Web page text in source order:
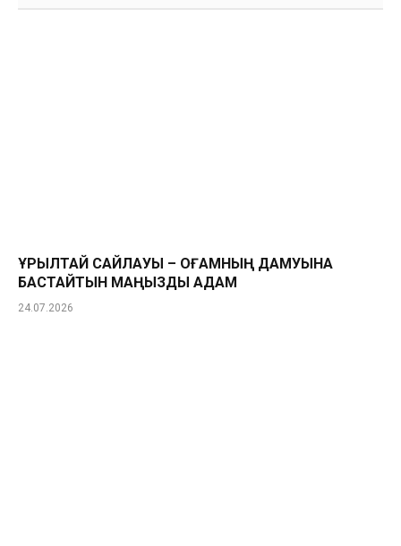
ҚҰРЫЛТАЙ САЙЛАУЫ – ҚОҒАМНЫҢ ДАМУЫНА
БАСТАЙТЫН МАҢЫЗДЫ ҚАДАМ
24.07.2026